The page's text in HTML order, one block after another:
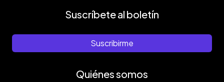
Suscríbete al boletín
Suscribirme
Quiénes somos